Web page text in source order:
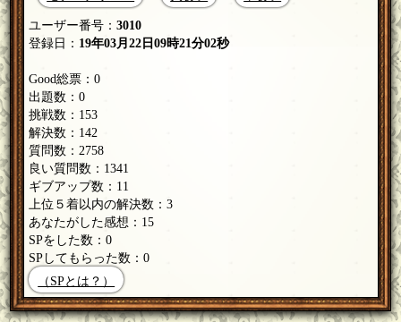
ユーザー番号：3010
登録日： 19年03月22日09時21分02秒
Good総票：0
出題数：0
挑戦数：153
解決数：142
質問数：2758
良い質問数：1341
ギブアップ数：11
上位５着以内の解決数：3
あなたがした感想：15
SPをした数：0
SPしてもらった数：0
（SPとは？）